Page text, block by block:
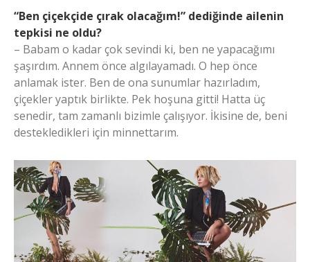
“Ben çiçekçide çırak olacağım!” dediğinde ailenin
tepkisi ne oldu?
– Babam o kadar çok sevindi ki, ben ne yapacağımı
şaşırdım. Annem önce algılayamadı. O hep önce
anlamak ister. Ben de ona sunumlar hazırladım,
çiçekler yaptık birlikte. Pek hoşuna gitti! Hatta üç
senedir, tam zamanlı bizimle çalışıyor. İkisine de, beni
destekledikleri için minnettarım.